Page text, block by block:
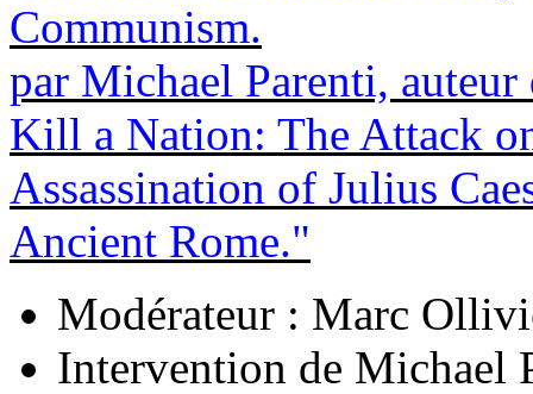
Communism.
par Michael Parenti,
Kill a Nation: The Attack
Assassination of Julius
Ancient Rome."
Modérateur : Marc
Intervention de Michael